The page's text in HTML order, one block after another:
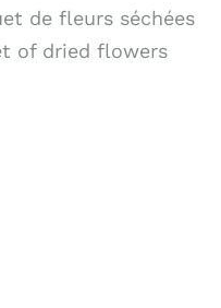
de fleurs séchées
of dried flowers